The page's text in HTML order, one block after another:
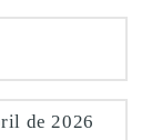
de 2026